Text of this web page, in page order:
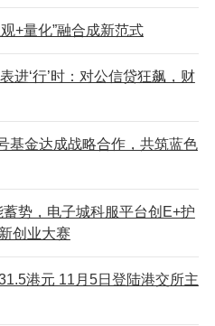
+量化”融合成新范式
进‘行’时：对公信贷狂飙，财
基金达成战略合作，共筑蓝色
势，电子城科服平台创E+护
创业大赛
港元 11月5日登陆港交所主